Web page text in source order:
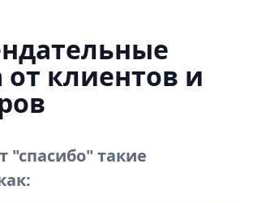
клиентов и
"спасибо" такие